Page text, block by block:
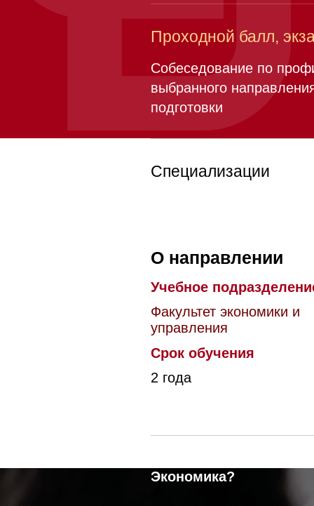
Проходной балл,
Собеседование по
выбранного
подготовки
Специализации
О направлении
Учебное
Факультет экономики и
управления
Срок обучения
2 года
Экономика?